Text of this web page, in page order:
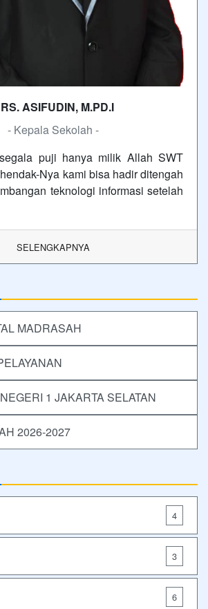
ASIFUDIN, M.PD.I
- Kepala Sekolah -
puji hanya milik Allah SWT
Nya kami bisa hadir ditengah
teknologi informasi setelah
SELENGKAPNYA
MADRASAH
1 JAKARTA SELATAN
2026-2027
4
3
6